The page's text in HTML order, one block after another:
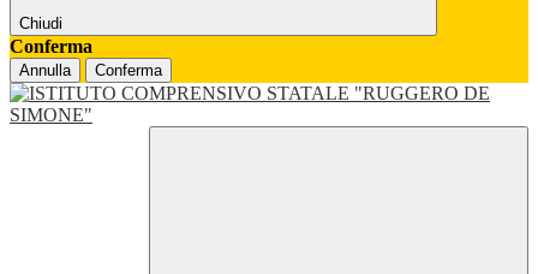
Chiudi
Conferma
Annulla Conferma